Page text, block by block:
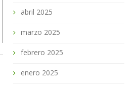
abril 2025
marzo 2025
febrero 2025
enero 2025